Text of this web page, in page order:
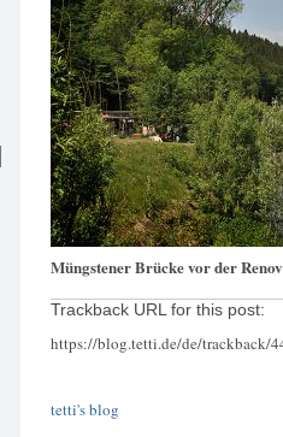
Müngstener Brücke vor der
Trackback URL for this post:
https://blog.tetti.de/de/trackback/
tetti's blog